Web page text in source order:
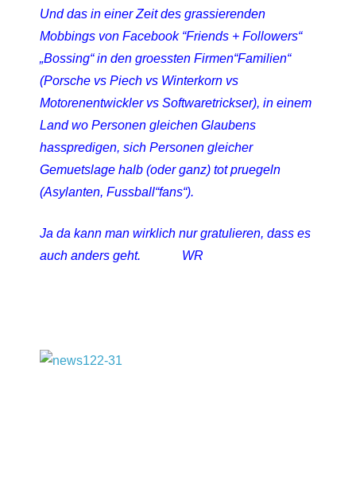
Und das in einer Zeit des grassierenden
Mobbings von Facebook “Friends + Followers“
„Bossing“ in den groessten Firmen“Familien“
(Porsche vs Piech vs Winterkorn vs
Motorenentwickler vs Softwaretrickser), in einem
Land wo Personen gleichen Glaubens
hasspredigen, sich Personen gleicher
Gemuetslage halb (oder ganz) tot pruegeln
(Asylanten, Fussball“fans“).
Ja da kann man wirklich nur gratulieren, dass es
auch anders geht. WR